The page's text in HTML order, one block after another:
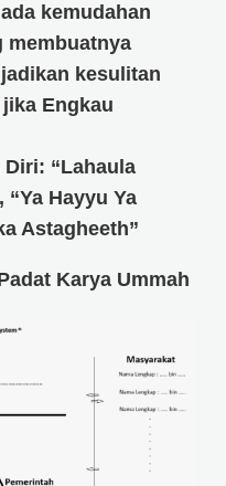
kemudahan
membuatnya
kesulitan
Engkau
“Lahaula
Hayyu Ya
Astagheeth”
Karya Ummah